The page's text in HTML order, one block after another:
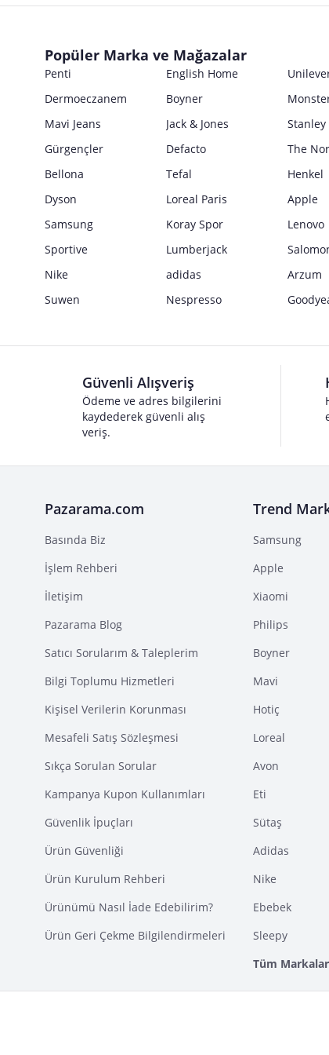
Posta Adresi
Marka
E Posta Adresi
Satıcı bilgi girişi yapmamıştır.
Satıcı bilgi girişi yapmamıştır.
Popüler Marka ve Mağazalar
Penti English Home
Dermoeczanem
Boyner
Mavi Jeans
Jack & Jones
Stanley
Gürgençler
Defacto
The
Bellona
Tefal
Henkel
Dyson
Loreal Paris
Apple
Samsung
Koray Spor
Lenovo
Sportive
Lumberjack
Nike
adidas
Arzum
Suwen
Nespresso
Güvenli Alışveriş
Ödeme ve adres bilgilerini
kaydederek güvenli alış
veriş.
Pazarama.com
Basında Biz
İşlem Rehberi
İletişim
Pazarama Blog
Satıcı Sorularım & Taleplerim
Bilgi Toplumu Hizmetleri
Kişisel Verilerin Korunması
Mesafeli Satış Sözleşmesi
Sıkça Sorulan Sorular
Kampanya Kupon Kullanımları
Güvenlik İpuçları
Ürün Güvenliği
Ürün Kurulum Rehberi
Ürünümü Nasıl İade Edebilirim?
Ürün Geri Çekme Bilgilendirmeleri
Trend
Samsung
Apple
Xiaomi
Philips
Boyner
Mavi
Hotiç
Loreal
Avon
Eti
Sütaş
Adidas
Nike
Ebebek
Sleepy
Tüm Markalar